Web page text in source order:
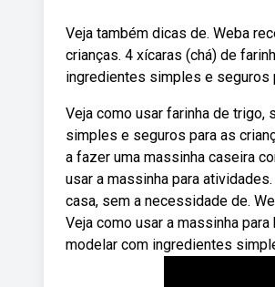
Veja também dicas de. Weba
crianças. 4 xícaras (chá) de
ingredientes simples e seguros
Veja como usar farinha de trigo,
simples e seguros para as
a fazer uma massinha caseira
usar a massinha para
casa, sem a necessidade de.
Veja como usar a massinha
modelar com ingredientes